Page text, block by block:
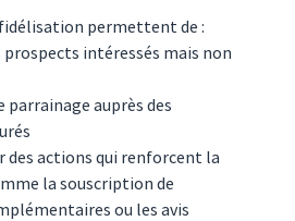
permettent de :
prospects intéressés mais non
parrainage auprès des
des actions qui renforcent la
la souscription de
ou les avis